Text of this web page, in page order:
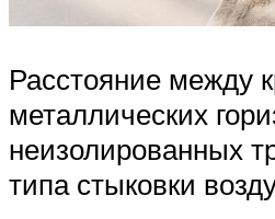
Расстояние между
металлических
неизолированных
типа стыковки